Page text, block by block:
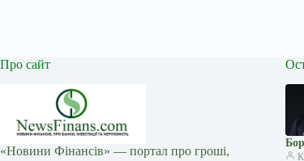
Про сайт
«Новини Фінансів» — портал про гроші,